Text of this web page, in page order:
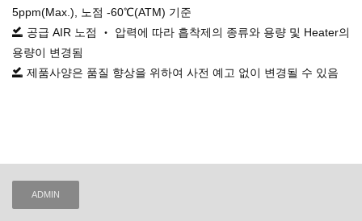
5ppm(Max.), 노점 -60℃(ATM) 기준
공급 AIR 노점 ‧ 압력에 따라 흡착제의 종류와 용량 및 Heater의
용량이 변경됨
제품사양은 품질 향상을 위하여 사전 예고 없이 변경될 수 있음
ADMIN